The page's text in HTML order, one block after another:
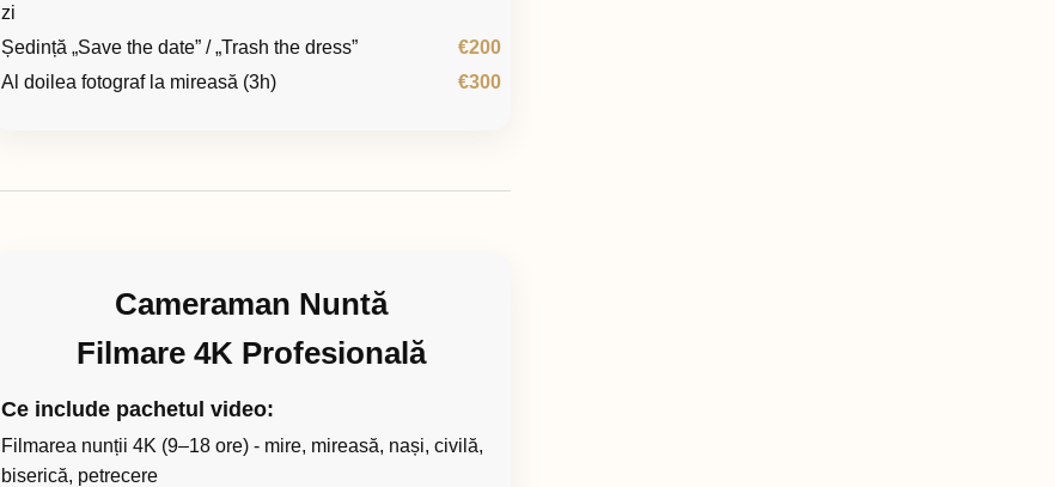
zi
Ședință „Save the date” / „Trash the dress”
€200
Al doilea fotograf la mireasă (3h)
€300
Cameraman Nuntă
Filmare 4K Profesională
Ce include pachetul video:
Filmarea nunții 4K (9–18 ore) - mire, mireasă, nași, civilă,
biserică, petrecere